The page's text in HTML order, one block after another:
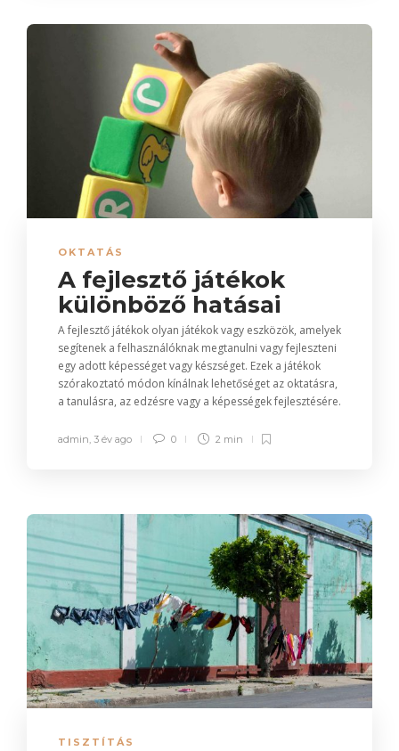
OKTATÁS
A fejlesztő játékok
különböző hatásai
A fejlesztő játékok olyan játékok vagy eszközök, amelyek
segítenek a felhasználóknak megtanulni vagy fejleszteni
egy adott képességet vagy készséget. Ezek a játékok
szórakoztató módon kínálnak lehetőséget az oktatásra,
a tanulásra, az edzésre vagy a képességek fejlesztésére.
admin, 3 év ago 0 2 min
TISZTÍTÁS